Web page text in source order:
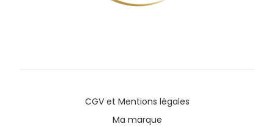
CGVet Mentions légales
Ma marque